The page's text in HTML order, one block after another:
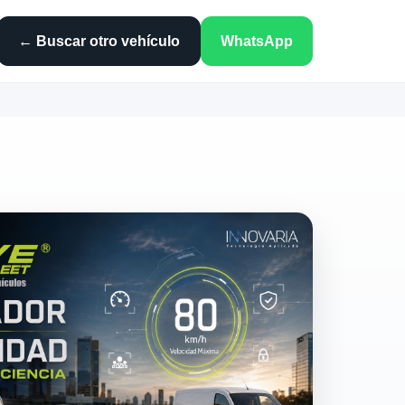
← Buscar otro vehículo WhatsApp